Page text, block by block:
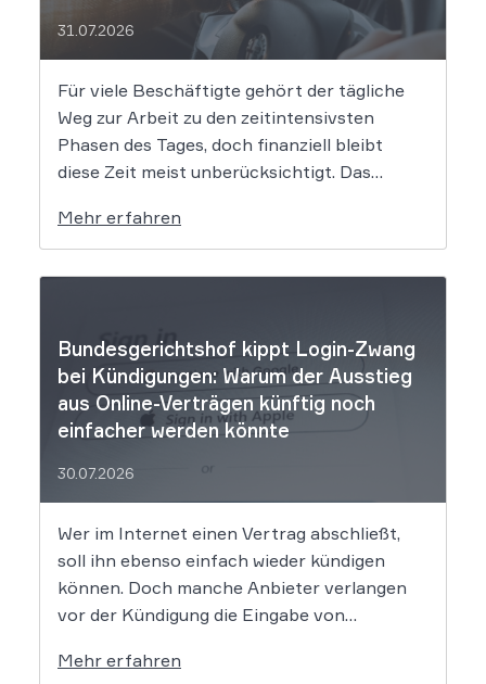
31.07.2026
Für viele Beschäftigte gehört der tägliche
Weg zur Arbeit zu den zeitintensivsten
Phasen des Tages, doch finanziell bleibt
diese Zeit meist unberücksichtigt. Das
in die Debatte bringen und vielen
Arbeitnehmern den Weg zu einer Vergütung
der Wegezeit ebnen. Wer künftig unterwegs
Mehr erfahren
Bundesgerichtshof kippt Login-Zwang
bei Kündigungen: Warum der Ausstieg
aus Online-Verträgen künftig noch
einfacher werden könnte
30.07.2026
Wer im Internet einen Vertrag abschließt,
soll ihn ebenso einfach wieder kündigen
können. Doch manche Anbieter verlangen
vor der Kündigung die Eingabe von
Daten. Der Bundesgerichtshof prüft nun in
Mehr erfahren